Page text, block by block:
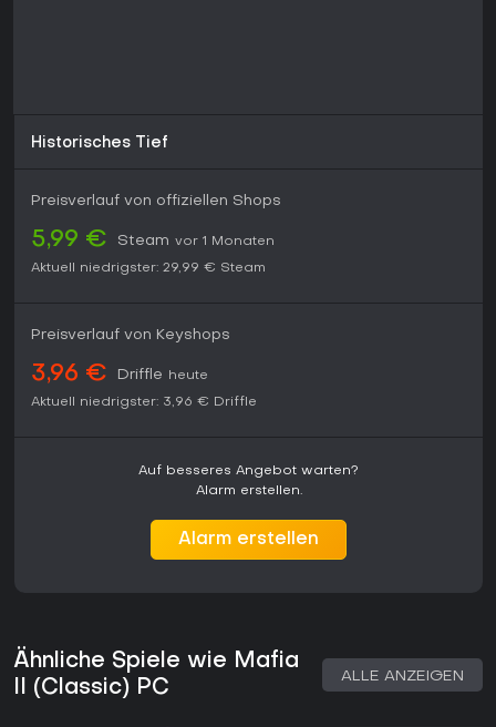
Historisches Tief
Preisverlauf von offiziellen Shops
5,99 € Steam vor 1 Monaten
Aktuell niedrigster: 29,99 € Steam
Preisverlauf von Keyshops
3,96 € Driffle
heute
Aktuell niedrigster: 3,96 € Driffle
Auf besseres Angebot warten?
Alarm erstellen.
Alarm erstellen
Ähnliche Spiele wie Mafia
II (Classic) PC
ALLE ANZEIGEN